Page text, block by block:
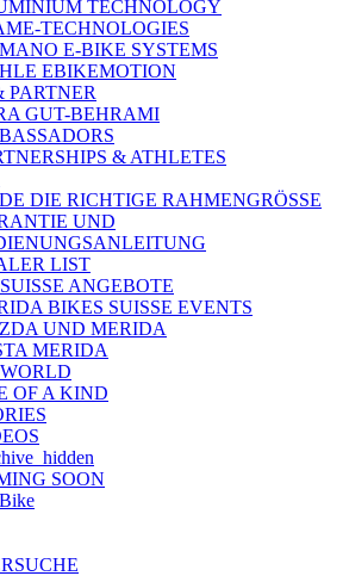
TECHNOLOGY
TECHNOLOGIES
E-BIKE SYSTEMS
EBIKEMOTION
PARTNER
GUT-BEHRAMI
& ATHLETES
DIE RICHTIGE RAHMENGRÖSSE
UND
LIST
ANGEBOTE
BIKES SUISSE EVENTS
UND MERIDA
MERIDA
OF A KIND
SOON